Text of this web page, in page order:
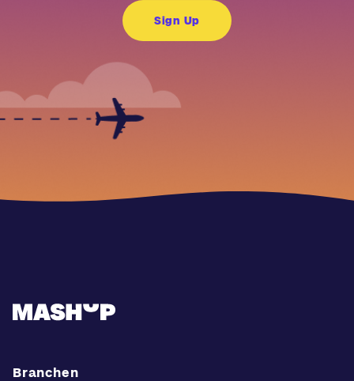
Branchen